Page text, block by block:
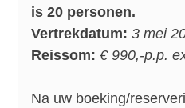
is 20 personen.
Vertrekdatum: 3 mei
Reissom: € 990,-p.p.
Na uw boeking/